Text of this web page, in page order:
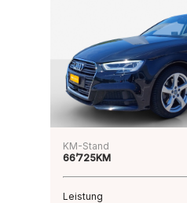
KM-Stand
66’725KM
Leistung